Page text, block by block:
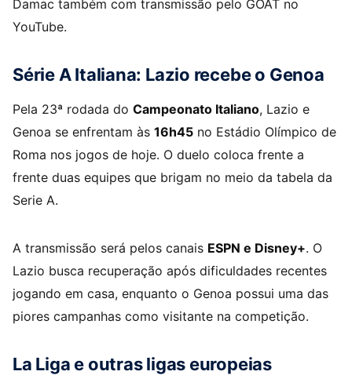
Damac também com transmissão pelo GOAT no
YouTube.
Série A Italiana: Lazio recebe o Genoa
Pela 23ª rodada do Campeonato Italiano, Lazio e
Genoa se enfrentam às 16h45 no Estádio Olímpico de
Roma nos jogos de hoje. O duelo coloca frente a
frente duas equipes que brigam no meio da tabela da
Serie A.
A transmissão será pelos canais ESPN e Disney+. O
Lazio busca recuperação após dificuldades recentes
jogando em casa, enquanto o Genoa possui uma das
piores campanhas como visitante na competição.
La Liga e outras ligas europeias